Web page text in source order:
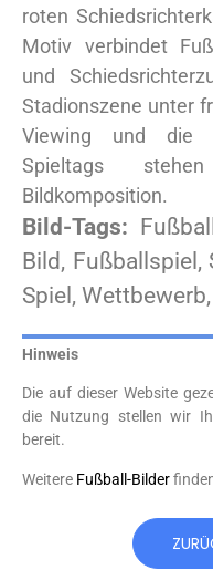
roten
Motiv verbindet
und
Stadionszene unter
Viewing und die
Spieltags
Bildkomposition.
Bild-Tags:
Bild,
Spiel,
Hinweis
Die auf dieser Website
die Nutzung stellen wir
bereit.
Weitere Fußball-Bilder